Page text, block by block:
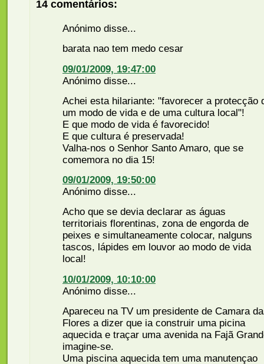
14 comentários:
Anónimo disse...
barata nao tem medo cesar
09/01/2009, 19:47:00
Anónimo disse...
Achei esta hilariante: "favorecer a protecção
um modo de vida e de uma cultura local"!
E que modo de vida é favorecido!
E que cultura é preservada!
Valha-nos o Senhor Santo Amaro, que se
comemora no dia 15!
09/01/2009, 19:50:00
Anónimo disse...
Acho que se devia declarar as águas
territoriais florentinas, zona de engorda de
peixes e simultaneamente colocar, nalguns
tascos, lápides em louvor ao modo de vida
local!
10/01/2009, 10:10:00
Anónimo disse...
Apareceu na TV um presidente de Camara
Flores a dizer que ia construir uma picina
aquecida e traçar uma avenida na Fajã
imagine-se.
Uma piscina aquecida tem uma manutençao